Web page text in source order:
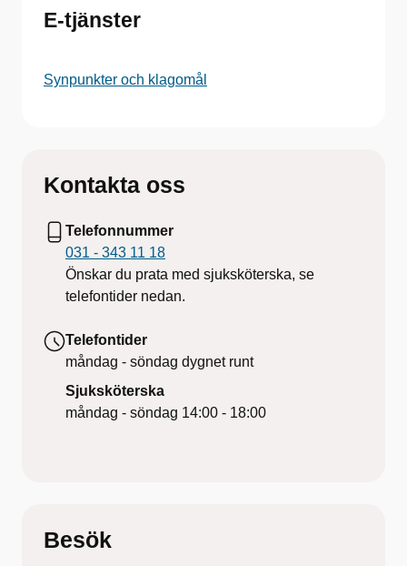
E-tjänster
Synpunkter och klagomål
Kontakta oss
Telefonnummer
031 - 343 11 18
Önskar du prata med sjuksköterska, se
telefontider nedan.
Telefontider
måndag - söndag dygnet runt
Sjuksköterska
måndag - söndag 14:00 - 18:00
Besök